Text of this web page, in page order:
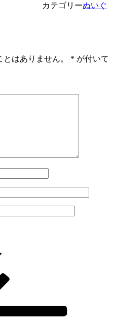
カテゴリーぬいぐ
はありません。 * が付いて